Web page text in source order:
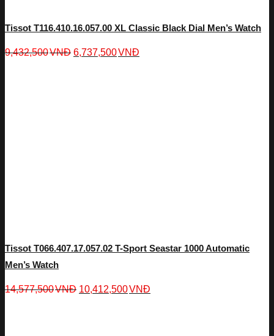
Tissot T116.410.16.057.00 XL Classic Black Dial Men’s Watch
9,432,500VNĐ 6,737,500VNĐ
Tissot T066.407.17.057.02 T-Sport Seastar 1000 Automatic
Men’s Watch
14,577,500VNĐ 10,412,500VNĐ